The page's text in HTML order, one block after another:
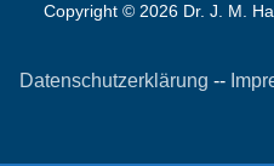
Copyright © 2026 Dr. J. M.
Datenschutzerklärung --